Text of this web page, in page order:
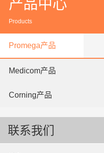
产品中心
Products
Promega产品
Medicom产品
Corning产品
联系我们